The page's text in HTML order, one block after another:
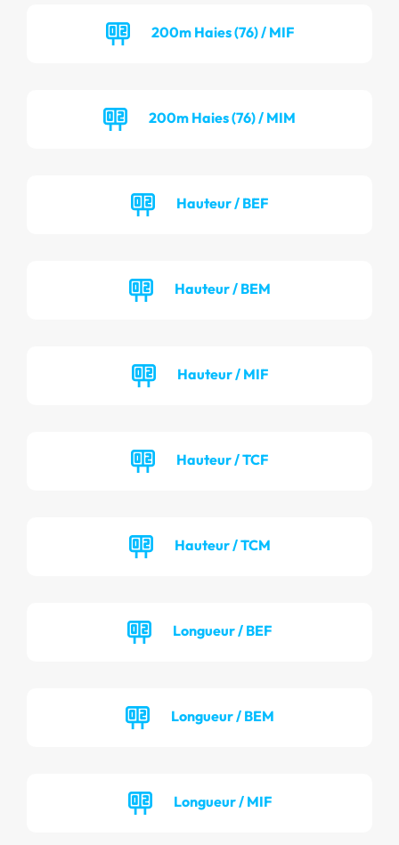
200m Haies (76) / MIF
200m Haies (76) / MIM
Hauteur / BEF
Hauteur / BEM
Hauteur / MIF
Hauteur / TCF
Hauteur / TCM
Longueur / BEF
Longueur / BEM
Longueur / MIF